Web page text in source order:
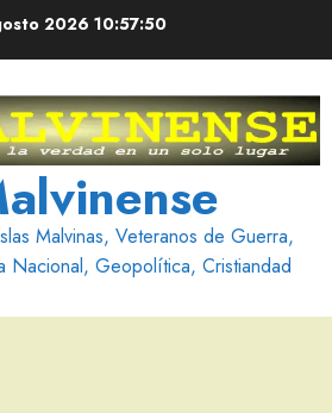
202610:57:51
Malvinas, Veteranos de Guerra,
Nacional, Geopolítica, Cristiandad